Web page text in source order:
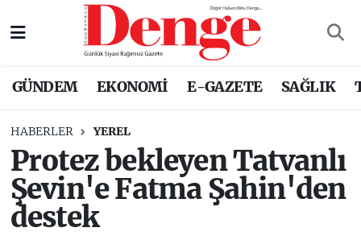
GÜNDEM EKONOMİ E-GAZETE SAĞLIK
HABERLER YEREL
Protez bekleyen Tatvanlı
Şevin'e Fatma Şahin'den
destek
Nöbetçi Eczaneler
Trafik Durumu
Süper Lig Puan Durumu ve Fikstür
Tüm Manşetler